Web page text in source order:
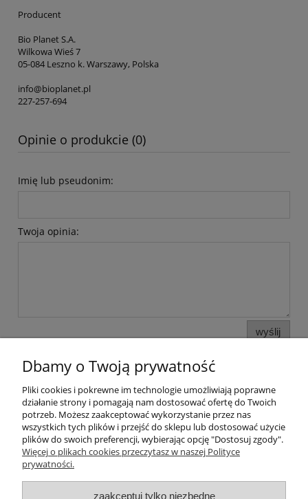
Producent
Bio Planet S.A.
Wilkowa Wieś 7
05-084 Leszno k. Warszawy, Polska
info@bioplanet.pl
227-257-694
Opinie o produkcie (0)
Imię lub pseudonim:
Twoja opinia:
wyślij
Pomoc
Moje konto
Dbamy o Twoją prywatność
Pliki cookies i pokrewne im technologie umożliwiają poprawne
działanie strony i pomagają nam dostosować ofertę do Twoich
potrzeb. Możesz zaakceptować wykorzystanie przez nas
wszystkich tych plików i przejść do sklepu lub dostosować użycie
plików do swoich preferencji, wybierając opcję "Dostosuj zgody".
Więcej o plikach cookies przeczytasz w naszej Polityce
prywatności.
zaakceptuj tylko niezbędne